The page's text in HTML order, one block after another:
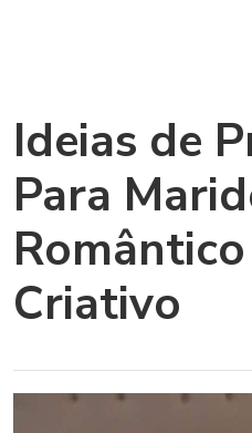
Ideias de
Para
Criativo